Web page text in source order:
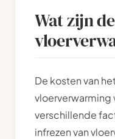
Wat zijn
De kosten van
vloerverwarming
verschillende
infrezen van